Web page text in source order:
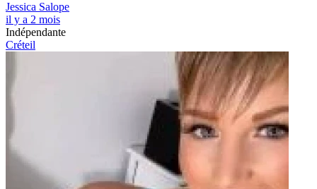
Jessica Salope
il y a 2 mois
Indépendante
Créteil